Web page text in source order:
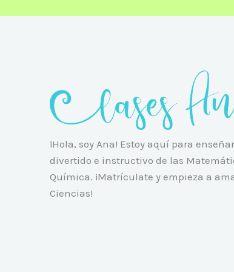
¡Hola, soy Ana! Estoy aquí para
divertido e instructivo de las
Química. ¡Matrículate y empieza a
Ciencias!